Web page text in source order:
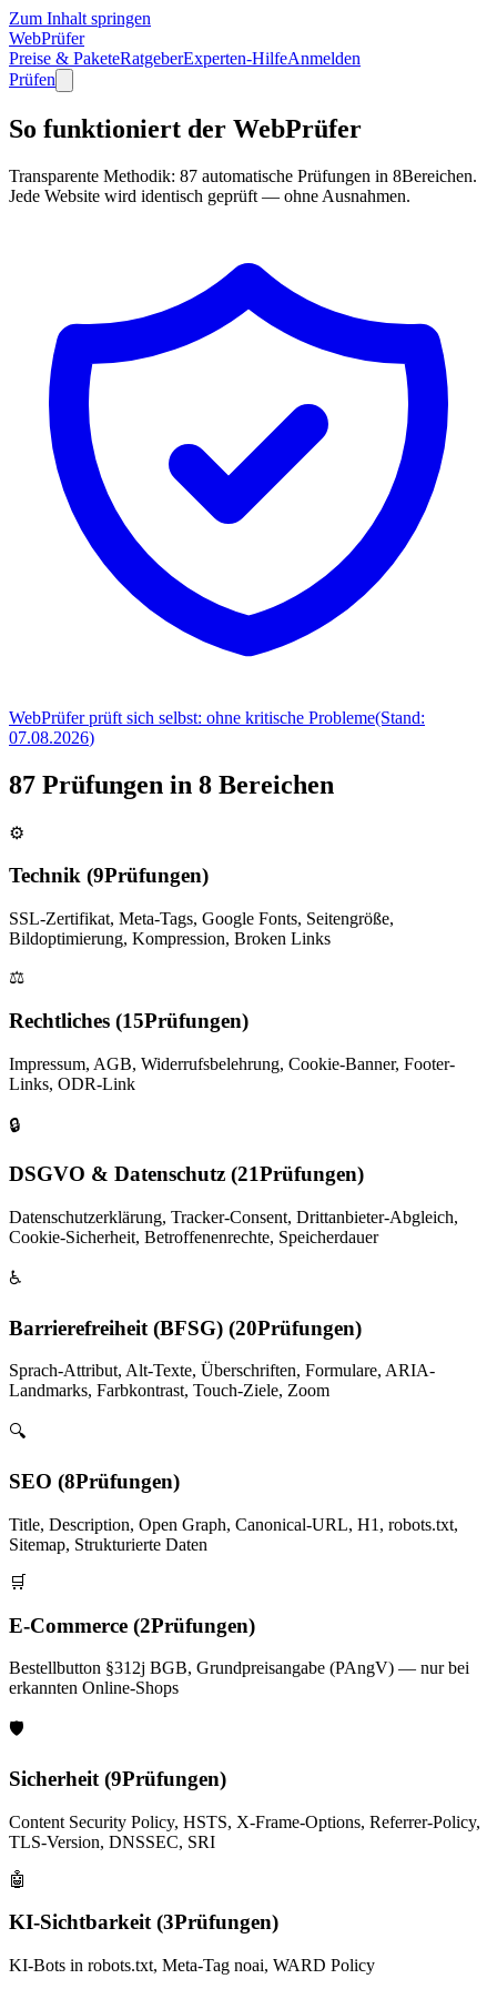
Zum Inhalt springen
WebPrüfer
Preise & PaketeRatgeberExperten-HilfeAnmelden
Prüfen
So funktioniert der WebPrüfer
Transparente Methodik: 87 automatische Prüfungen in 8Bereichen.
Jede Website wird identisch geprüft — ohne Ausnahmen.
WebPrüfer prüft sich selbst: ohne kritische Probleme(Stand:
07.08.2026)
87 Prüfungen in 8 Bereichen
⚙️
Technik (9Prüfungen)
SSL-Zertifikat, Meta-Tags, Google Fonts, Seitengröße,
Bildoptimierung, Kompression, Broken Links
⚖️
Rechtliches (15Prüfungen)
Impressum, AGB, Widerrufsbelehrung, Cookie-Banner, Footer-
Links, ODR-Link
🔒
DSGVO & Datenschutz (21Prüfungen)
Datenschutzerklärung, Tracker-Consent, Drittanbieter-Abgleich,
Cookie-Sicherheit, Betroffenenrechte, Speicherdauer
♿
Barrierefreiheit (BFSG) (20Prüfungen)
Sprach-Attribut, Alt-Texte, Überschriften, Formulare, ARIA-
Landmarks, Farbkontrast, Touch-Ziele, Zoom
🔍
SEO (8Prüfungen)
Title, Description, Open Graph, Canonical-URL, H1, robots.txt,
Sitemap, Strukturierte Daten
🛒
E-Commerce (2Prüfungen)
Bestellbutton §312j BGB, Grundpreisangabe (PAngV) — nur bei
erkannten Online-Shops
🛡️
Sicherheit (9Prüfungen)
Content Security Policy, HSTS, X-Frame-Options, Referrer-Policy,
TLS-Version, DNSSEC, SRI
🤖
KI-Sichtbarkeit (3Prüfungen)
KI-Bots in robots.txt, Meta-Tag noai, WARD Policy